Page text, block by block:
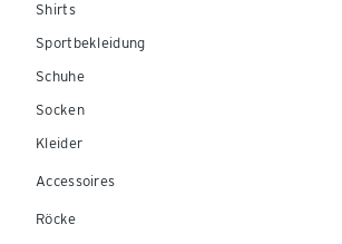
Shirts
Sportbekleidung
Schuhe
Socken
Kleider
Accessoires
Röcke